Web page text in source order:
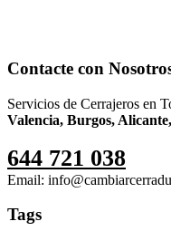
Contacte con
Servicios de Cerrajeros en
Valencia, Burgos,
644 721 038
Email:
Tags